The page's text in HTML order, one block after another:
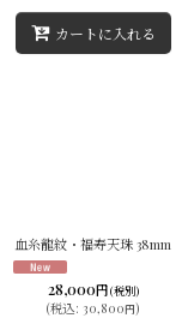
カートに入れる
血糸龍紋・福寿天珠 38mm
28,000円(税別)
(税込: 30,800円)